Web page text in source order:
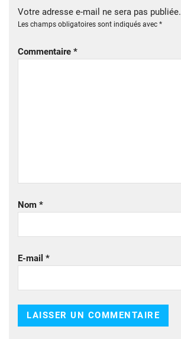
Votre adresse e-mail ne sera pas publiée.
Les champs obligatoires sont indiqués avec *
Commentaire *
Nom *
E-mail *